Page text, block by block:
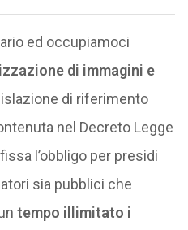
ed occupiamoci
di immagini e
di riferimento
nel Decreto Legge
l’obbligo per presidi
sia pubblici che
tempo illimitato i